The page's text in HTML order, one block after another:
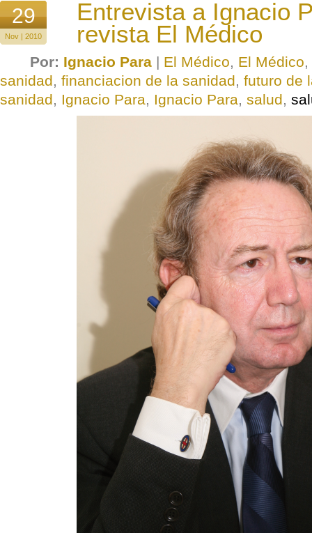
29
Nov | 2010
Entrevista a Ignacio
revista El Médico
Por: Ignacio Para | El Médico, El Médico,
sanidad, financiacion de la sanidad, futuro de
sanidad, Ignacio Para, Ignacio Para, salud,